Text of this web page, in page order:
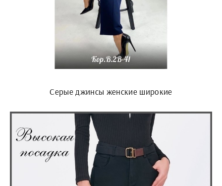
Серые джинсы женские широкие